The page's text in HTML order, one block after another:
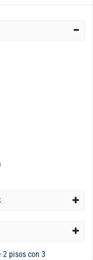
2 pisos con 3